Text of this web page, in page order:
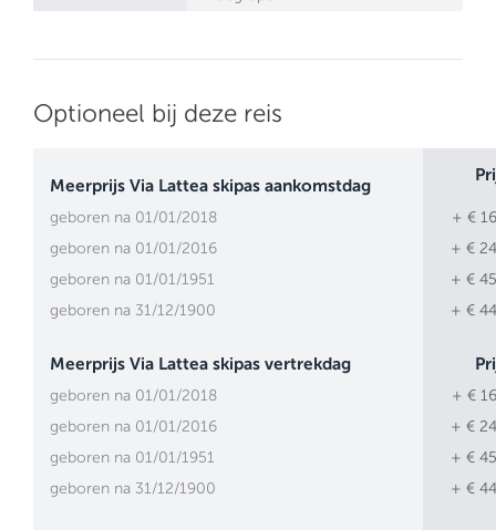
Optioneel bij deze reis
Meerprijs Via Lattea skipas aankomstdag
geboren na 01/01/2018
+ €
geboren na 01/01/2016
+ €
geboren na 01/01/1951
+ €
geboren na 31/12/1900
+ €
Meerprijs Via Lattea skipas vertrekdag
geboren na 01/01/2018
+ €
geboren na 01/01/2016
+ €
geboren na 01/01/1951
+ €
geboren na 31/12/1900
+ €